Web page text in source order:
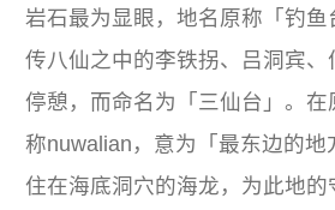
岩石最为显眼，地名原称「钓鱼
传八仙之中的李铁拐、吕洞宾、
停憩，而命名为「三仙台」。在
称nuwalian，意为「最东边的地
住在海底洞穴的海龙，为此地的